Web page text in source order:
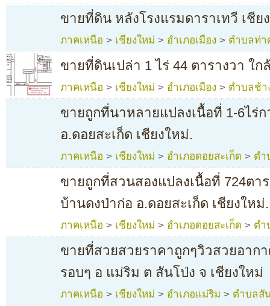
ขายที่ดิน หลังโรงแรมดาราเทวี เชีย
ภาคเหนือ > เชียงใหม่ > อำเภอเมือง > ตำบลท่า
ขายที่ดินเปล่า 1 ไร่ 44 ตารางวา ใ
ภาคเหนือ > เชียงใหม่ > อำเภอเมือง > ตำบลช้า
ขายถูกที่นาหลายแปลงเนื้อที่ 1-6ไร่
อ.ดอยสะเก็ด เชียงใหม่.
ภาคเหนือ > เชียงใหม่ > อำเภอดอยสะเก็ด > ตำ
ขายถูกที่สวนสองแปลงเนื้อที่ 724ตา
บ้านดงป่าก่อ อ.ดอยสะเก็ด เชียงใหม่.
ภาคเหนือ > เชียงใหม่ > อำเภอดอยสะเก็ด > ตำ
ขายที่สวยสวยราคาถูกๆวิวสวยอากา
รอบๆ อ แม่ริม ต สันโป่ง จ เชียงใหม่
ภาคเหนือ > เชียงใหม่ > อำเภอแม่ริม > ตำบลสั